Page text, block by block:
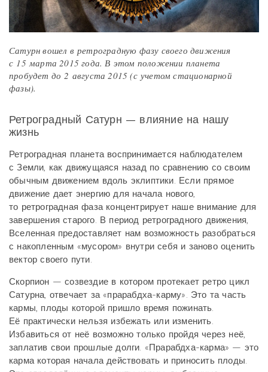
Сатурн вошел в ретроградную фазу своего движения
с 15 марта 2015 года. В этом положении планета
пробудет до 2 августа 2015 (с учетом стационарной
фазы).
Ретроградный Сатурн — влияние на нашу
жизнь
Ретроградная планета воспринимается наблюдателем
с Земли, как движущаяся назад по сравнению со своим
обычным движением вдоль эклиптики. Если прямое
движение дает энергию для начала нового,
то ретроградная фаза концентрирует наше внимание для
завершения старого. В период ретроградного движения,
Вселенная предоставляет нам возможность разобраться
с накопленным «мусором» внутри себя и заново оценить
вектор своего пути.
Скорпион — созвездие в котором протекает ретро цикл
Сатурна, отвечает за «прарабдха-карму». Это та часть
кармы, плоды которой пришло время пожинать.
Её практически нельзя избежать или изменить.
Избавиться от неё возможно только пройдя через неё,
заплатив свои прошлые долги. «Прарабдха-карма» — это
карма которая начала действовать и приносить плоды.